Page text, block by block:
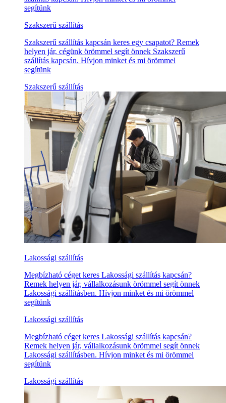
segítünk
Szakszerű szállítás
Szakszerű szállítás kapcsán keres egy csapatot? Remek
helyen jár, cégünk örömmel segít önnek Szakszerű
szállítás kapcsán. Hívjon minket és mi örömmel
segítünk
Szakszerű szállítás
Lakossági szállítás
Megbízható céget keres Lakossági szállítás kapcsán?
Remek helyen jár, vállalkozásunk örömmel segít önnek
Lakossági szállításben. Hívjon minket és mi örömmel
segítünk
Lakossági szállítás
Megbízható céget keres Lakossági szállítás kapcsán?
Remek helyen jár, vállalkozásunk örömmel segít önnek
Lakossági szállításben. Hívjon minket és mi örömmel
segítünk
Lakossági szállítás